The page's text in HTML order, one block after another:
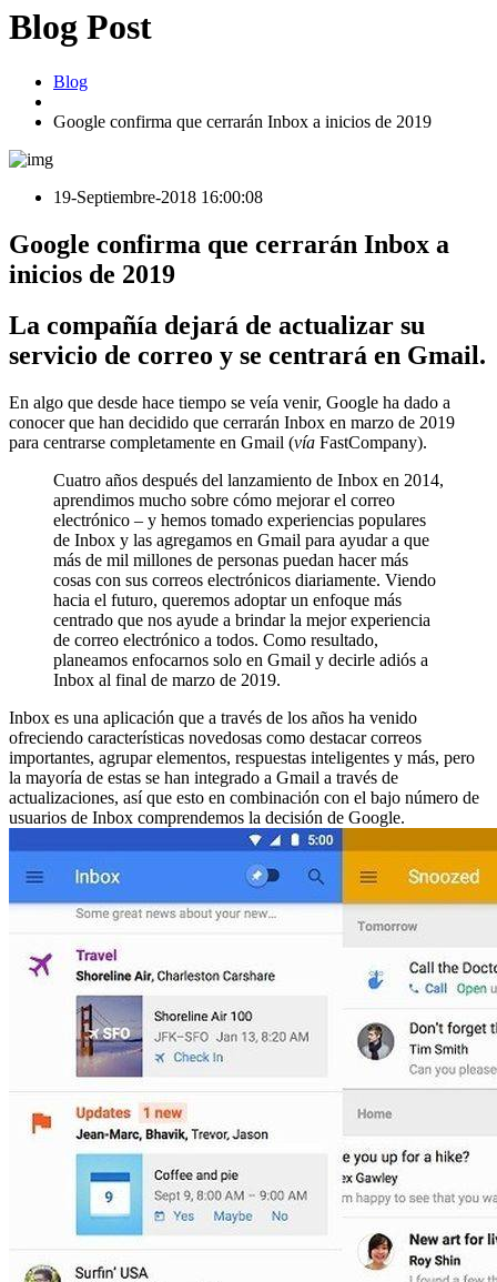
Blog Post
Blog
Google confirma que cerrarán Inbox a inicios de 2019
19-Septiembre-2018 16:00:08
Google confirma que cerrarán Inbox a
inicios de 2019
La compañía dejará de actualizar su
servicio de correo y se centrará en Gmail.
En algo que desde hace tiempo se veía venir, Google ha dado a
conocer que han decidido que cerrarán Inbox en marzo de 2019
para centrarse completamente en Gmail (vía FastCompany).
Cuatro años después del lanzamiento de Inbox en 2014,
aprendimos mucho sobre cómo mejorar el correo
electrónico – y hemos tomado experiencias populares
de Inbox y las agregamos en Gmail para ayudar a que
más de mil millones de personas puedan hacer más
cosas con sus correos electrónicos diariamente. Viendo
hacia el futuro, queremos adoptar un enfoque más
centrado que nos ayude a brindar la mejor experiencia
de correo electrónico a todos. Como resultado,
planeamos enfocarnos solo en Gmail y decirle adiós a
Inbox al final de marzo de 2019.
Inbox es una aplicación que a través de los años ha venido
ofreciendo características novedosas como destacar correos
importantes, agrupar elementos, respuestas inteligentes y más, pero
la mayoría de estas se han integrado a Gmail a través de
actualizaciones, así que esto en combinación con el bajo número de
usuarios de Inbox comprendemos la decisión de Google.